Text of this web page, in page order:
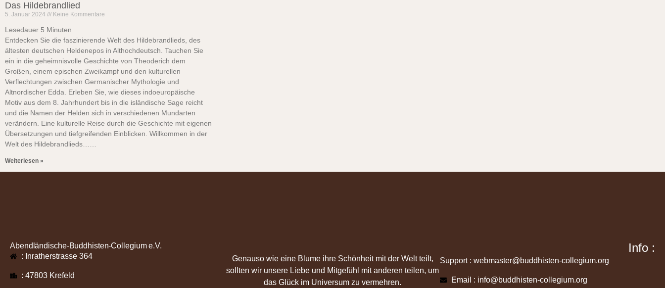
Das Hildebrandlied
5. Januar 2024 Keine Kommentare
Lesedauer 5 Minuten
Entdecken Sie die faszinierende Welt des Hildebrandlieds, des
ältesten deutschen Heldenepos in Althochdeutsch. Tauchen Sie
ein in die geheimnisvolle Geschichte von Theoderich dem
Großen, einem epischen Zweikampf und den kulturellen
Verflechtungen zwischen Germanischer Mythologie und
Altnordischer Edda. Erleben Sie, wie dieses indoeuropäische
Motiv aus dem 8. Jahrhundert bis in die isländische Sage reicht
und die Namen der Helden sich in verschiedenen Mundarten
verändern. Eine kulturelle Reise durch die Geschichte mit eigenen
Übersetzungen und tiefgreifenden Einblicken. Willkommen in der
Welt des Hildebrandlieds……
Weiterlesen »
Abendländische-Buddhisten-Collegium e.V.
: Inratherstrasse 364
: 47803 Krefeld
Genauso wie eine Blume ihre Schönheit mit der Welt teilt,
sollten wir unsere Liebe und Mitgefühl mit anderen teilen, um
das Glück im Universum zu vermehren.
Info :
Support : webmaster@buddhisten-collegium.org
Email : info@buddhisten-collegium.org